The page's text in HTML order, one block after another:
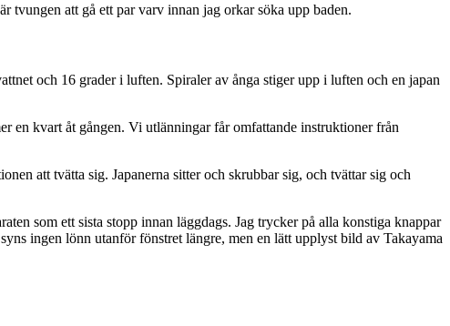
tvungen att gå ett par varv innan jag orkar söka upp baden.
och 16 grader i luften. Spiraler av ånga stiger upp i luften och en japan
en kvart åt gången. Vi utlänningar får omfattande instruktioner från
att tvätta sig. Japanerna sitter och skrubbar sig, och tvättar sig och
som ett sista stopp innan läggdags. Jag trycker på alla konstiga knappar
ingen lönn utanför fönstret längre, men en lätt upplyst bild av Takayama